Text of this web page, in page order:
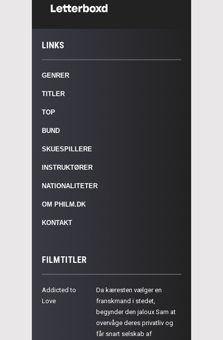
LINKS
GENRER
TITLER
TOP
BUND
SKUESPILLERE
INSTRUKTØRER
NATIONALITETER
OM PHILM.DK
KONTAKT
FILMTITLER
Addicted to
Love
Da kæresten vælger en
franskmand i stedet,
begynder den jaloux Sam at
overvåge deres privatliv og
får snart selskab af